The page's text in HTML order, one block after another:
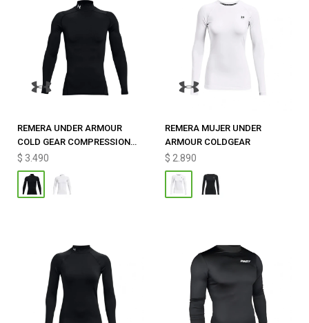
REMERA UNDER ARMOUR
COLD GEAR COMPRESSION
MOCK
$ 3.490
REMERA MUJER UNDER
ARMOUR COLDGEAR
$ 2.890